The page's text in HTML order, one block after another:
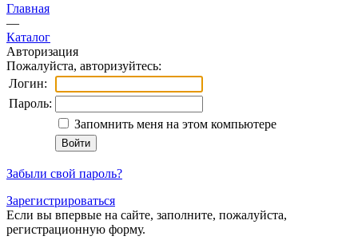
Главная
—
Каталог
Авторизация
Пожалуйста, авторизуйтесь:
Логин:
Пароль:
Запомнить меня на этом компьютере
Забыли свой пароль?
Зарегистрироваться
Если вы впервые на сайте, заполните, пожалуйста,
регистрационную форму.